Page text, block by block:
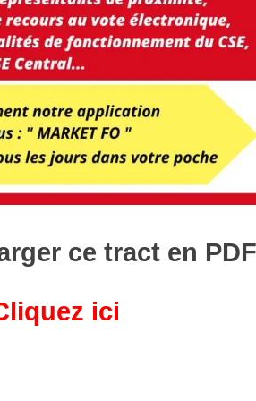
ce tract en PDF
ici